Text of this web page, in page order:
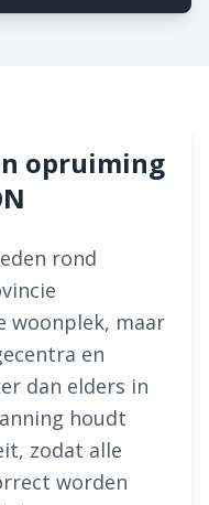
opruiming
rond
woonplek, maar
en
dan elders in
houdt
zodat alle
worden